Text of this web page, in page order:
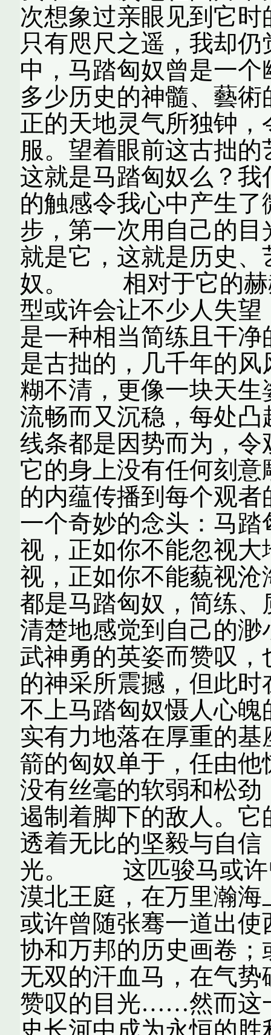
次想象过亲眼见到它
只有咫尺之遥，我却
中，马踏匈奴曾是一
多少历史的神髓、藝
正的天地灵气所独钟
服。望着眼前这古拙
这就是马踏匈奴么？
的触感令我心中产生
步，第一次用自己的
就是它，这就是历史
奴。 相对于它的赫
型或许会让不少人失
是一种相当简练且干
是古拙的，几千年的
糊不清，更像一块天
流畅而又沉稳，每处
线条都是因势而为，
它的身上没有任何刻
的内蕴传播到每个观
一个奇妙的念头：马
视，正如你不能忽视
视，正如你不能藐视
都是马踏匈奴，简练
清楚地感觉到自己的
武神勇的英姿而赞叹
的神采所震撼，但此
不上马踏匈奴慑人心
实有力地落在厚重的
箭的匈奴单于，任由
没有丝毫的软弱和松
遏制着脚下的敌人。
透着无比的坚毅与自
光。 这匹骏马或许
漠北王庭，在万里瀚
或许曾随张骞一道出
协和万邦的历史画卷
无双的汗血马，在气
赞叹的目光……然而这